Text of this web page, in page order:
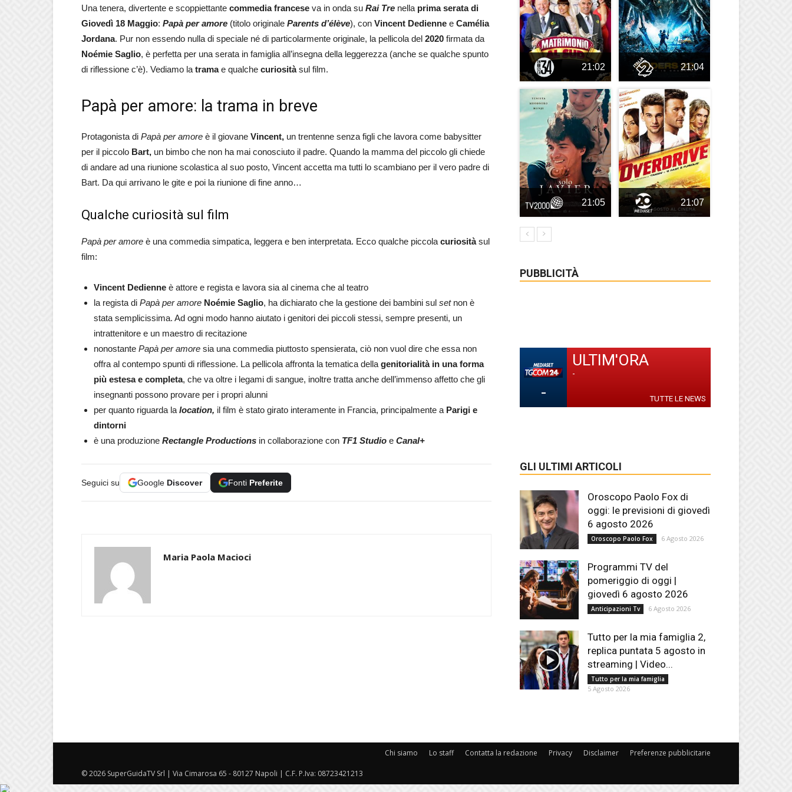
Una tenera, divertente e scoppiettante commedia francese va in onda su Rai Tre nella prima serata di
Giovedì 18 Maggio: Papà per amore (titolo originale Parents d’élève), con Vincent Dedienne e Camélia
Jordana. Pur non essendo nulla di speciale né di particolarmente originale, la pellicola del 2020 firmata da
Noémie Saglio, è perfetta per una serata in famiglia all’insegna della leggerezza (anche se qualche spunto
di riflessione c’è). Vediamo la tramae qualche curiositàsul film.
Papà per amore: la trama in breve
Protagonista di Papà per amore è il giovane Vincent, un trentenne senza figli che lavora come babysitter
per il piccolo Bart, un bimbo che non ha mai conosciuto il padre. Quando la mamma del piccolo gli chiede
di andare ad una riunione scolastica al suo posto, Vincent accetta ma tutti lo scambiano per il vero padre di
Bart. Da qui arrivano le gite e poi la riunione di fine anno…
Qualche curiosità sul film
Papà per amore è una commedia simpatica, leggera e ben interpretata. Ecco qualche piccola curiositàsul
film:
Vincent Dedienne è attore e regista e lavora sia al cinema che al teatro
la regista di Papà per amore Noémie Saglio, ha dichiarato che la gestione dei bambini sul setnon è
stata semplicissima. Ad ogni modo hanno aiutato i genitori dei piccoli stessi, sempre presenti, un
intrattenitore e un maestro di recitazione
nonostante Papà per amore sia una commedia piuttosto spensierata, ciò non vuol dire che essa non
offra al contempo spunti di riflessione. La pellicola affronta la tematica della genitorialità in una forma
più estesa e completa, che va oltre i legami di sangue, inoltre tratta anche dell’immenso affetto che gli
insegnanti possono provare per i propri alunni
per quanto riguarda la location, il film è stato girato interamente in Francia, principalmente a Parigi e
dintorni
è una produzione Rectangle Productions in collaborazione con TF1 Studio e Canal+
Seguici su Google Discover Fonti Preferite
Maria Paola Macioci
21:02 21:04
21:05 21:07
PUBBLICITÀ
-
ULTIM'ORA
-
TUTTE LE NEWS
GLI ULTIMI ARTICOLI
Oroscopo Paolo Fox di
oggi: le previsioni di giovedì
6 agosto 2026
Oroscopo Paolo Fox 6 Agosto 2026
Programmi TV del
pomeriggio di oggi |
giovedì 6 agosto 2026
Anticipazioni Tv 6 Agosto 2026
Tutto per la mia famiglia 2,
replica puntata 5 agosto in
streaming | Video...
Tutto per la mia famiglia
5 Agosto 2026
Chi siamo Lo staff Contatta la redazione Privacy Disclaimer Preferenze pubblicitarie
© 2026 SuperGuidaTV Srl | Via Cimarosa 65 - 80127 Napoli | C.F. P.Iva: 08723421213